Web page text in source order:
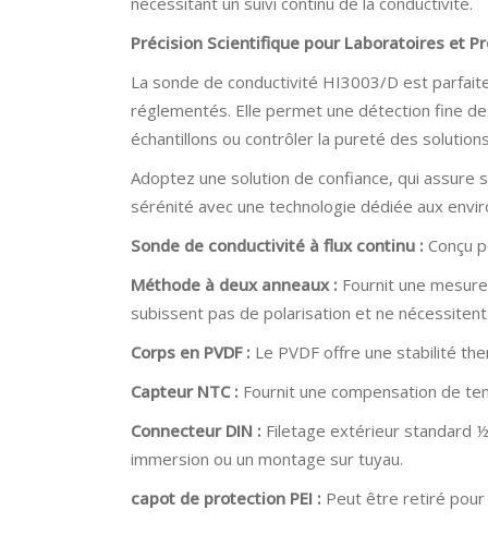
Précision Scientifique pour Laboratoires et
La sonde de conductivité HI3003/D est
réglementés. Elle permet une détection fine
échantillons ou contrôler la pureté des
Adoptez une solution de confiance, qui
sérénité avec une technologie dédiée aux
Sonde de conductivité à flux continu : Conçu
Méthode à deux anneaux : Fournit une
subissent pas de polarisation et ne
Corps en PVDF : Le PVDF offre une stabilité
Capteur NTC : Fournit une compensation de
Connecteur DIN : Filetage extérieur standard
immersion ou un montage sur tuyau.
capot de protection PEI : Peut être retiré